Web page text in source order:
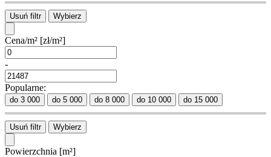
Usuń filtr Wybierz
Cena/m² [zł/m²]
-
Popularne:
do 3 000 do 5 000 do 8 000 do 10 000 do 15 000
Usuń filtr Wybierz
Powierzchnia [m²]